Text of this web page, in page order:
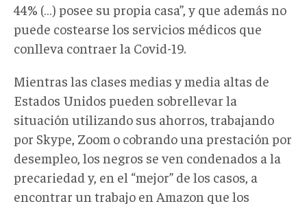
44% (…) posee su propia casa”, y que además no
puede costearse los servicios médicos que
conlleva contraer la Covid-19.
Mientras las clases medias y media altas de
Estados Unidos pueden sobrellevar la
situación utilizando sus ahorros, trabajando
por Skype, Zoom o cobrando una prestación por
desempleo, los negros se ven condenados a la
precariedad y, en el “mejor” de los casos, a
encontrar un trabajo en Amazon que los